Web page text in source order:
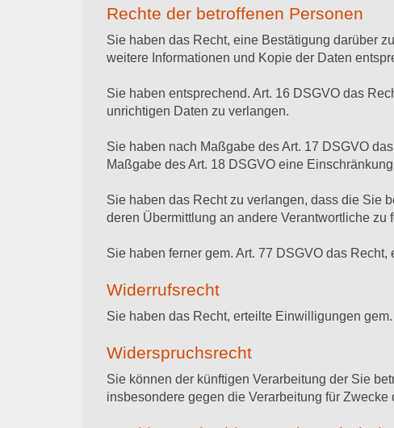
Rechte der betroffenen Personen
Sie haben das Recht, eine Bestätigung darüber
weitere Informationen und Kopie der Daten
Sie haben entsprechend. Art. 16 DSGVO das
unrichtigen Daten zu verlangen.
Sie haben nach Maßgabe des Art. 17 DSGVO
Maßgabe des Art. 18 DSGVO eine
Sie haben das Recht zu verlangen, dass die Sie
deren Übermittlung an andere Verantwortliche zu
Sie haben ferner gem. Art. 77 DSGVO das
Widerrufsrecht
Sie haben das Recht, erteilte Einwilligungen
Widerspruchsrecht
Sie können der künftigen Verarbeitung der Sie
insbesondere gegen die Verarbeitung für Zwecke